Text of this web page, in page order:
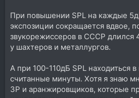
При повышении SPL на каждые
экспозиции сокращается вдвое,
звукорежиссеров в СССР длился
у шахтеров и металлургов.
А при 100-110дБ SPL находиться
считанные минуты. Хотя я знаю
ЗР и аранжировщиков, которые